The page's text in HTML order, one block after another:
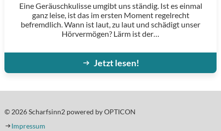
Eine Geräuschkulisse umgibt uns ständig. Ist es einmal
ganz leise, ist das im ersten Moment regelrecht
befremdlich. Wann ist laut, zu laut und schädigt unser
Hörvermögen? Lärm ist der…
Jetzt lesen!
© 2026 Scharfsinn2 powered by OPTICON
Impressum